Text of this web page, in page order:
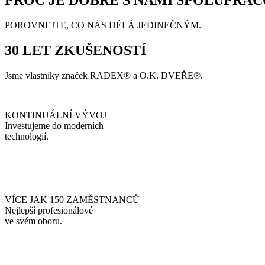
POROVNEJTE, CO NÁS DĚLÁ JEDINEČNÝM.
30 LET ZKUŠENOSTÍ
Jsme vlastníky značek RADEX® a O.K. DVEŘE®.
KONTINUÁLNÍ VÝVOJ
Investujeme do moderních
technologií.
VÍCE JAK 150 ZAMĚSTNANCŮ
Nejlepší profesionálové
ve svém oboru.